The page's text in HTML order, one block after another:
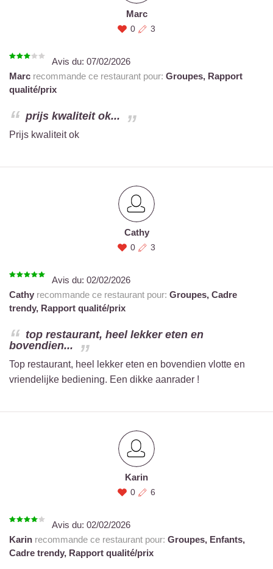
Marc
0 3
Avis du: 07/02/2026
Marc recommande ce restaurant pour: Groupes, Rapport
qualité/prix
prijs kwaliteit ok...
Prijs kwaliteit ok
Cathy
0 3
Avis du: 02/02/2026
Cathy recommande ce restaurant pour: Groupes, Cadre
trendy, Rapport qualité/prix
top restaurant, heel lekker eten en
bovendien...
Top restaurant, heel lekker eten en bovendien vlotte en
vriendelijke bediening. Een dikke aanrader !
Karin
0 6
Avis du: 02/02/2026
Karin recommande ce restaurant pour: Groupes, Enfants,
Cadre trendy, Rapport qualité/prix